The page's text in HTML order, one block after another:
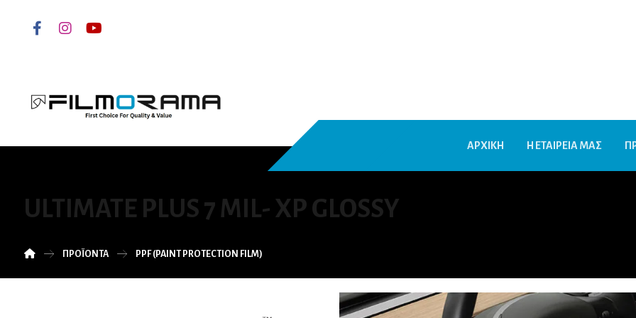
ΑΡΧΙΚΗ Η ΕΤΑΙΡΕΙΑ ΜΑΣ
ULTIMATE PLUS 7 MIL- XP GLOSSY
ΠΡΟΪΌΝΤΑ PPF (PAINT PROTECTION FILM)